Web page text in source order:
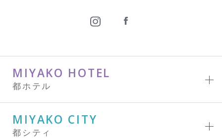
MIYAKO HOTEL
都ホテル
MIYAKO CITY
都シティ